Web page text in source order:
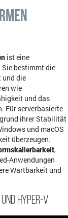
ist eine
bestimmt die
und die
wie
und das
Für serverbasierte
ihrer Stabilität
und macOS
überzeugen.
,
Anwendungen
Wartbarkeit und
Hyper-V